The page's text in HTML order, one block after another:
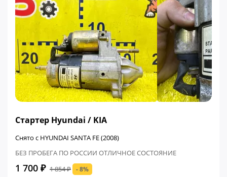
Стартер Hyundai / KIA
Снято с HYUNDAI SANTA FE (2008)
БЕЗ ПРОБЕГА ПО РОССИИ ОТЛИЧНОЕ СОСТОЯНИЕ
1 700 ₽ 1 854 ₽ - 8%